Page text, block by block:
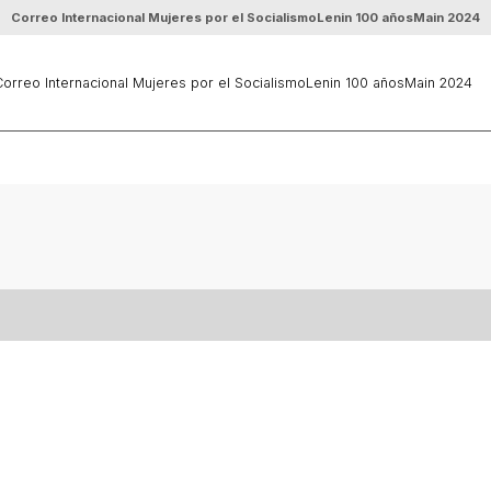
Correo Internacional Mujeres por el SocialismoLenin 100 añosMain 2024
Internacional Mujeres por el SocialismoLenin 100 añosMain 2024